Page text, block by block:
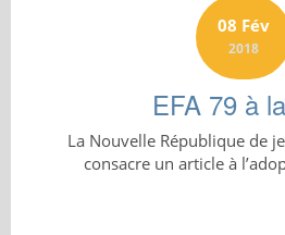
08 Fév
2018
EFA 79 à
La Nouvelle République de
consacre un article à